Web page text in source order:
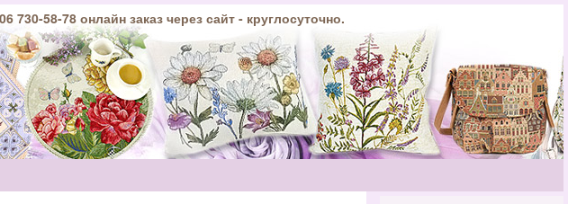
730-58-78 онлайн заказ через сайт - круглосуточно.